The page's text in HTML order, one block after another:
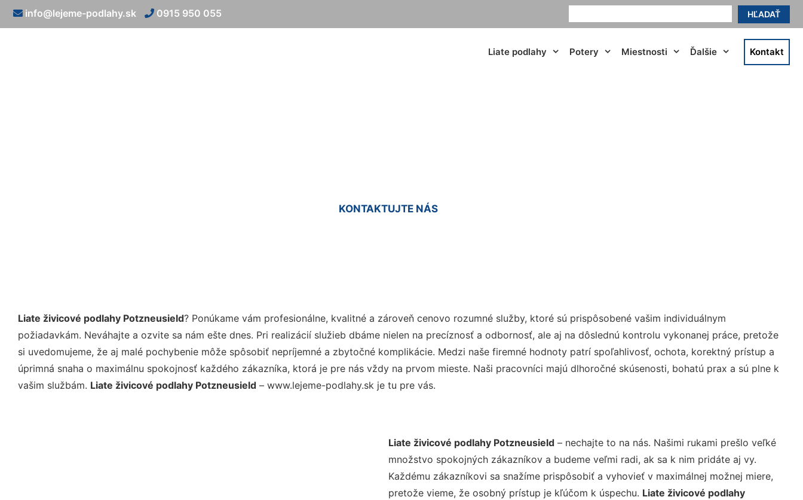
HĽADAŤ
info@lejeme-podlahy.sk 0915 950 055
Liate podlahy Potery Miestnosti Ďalšie Kontakt
KONTAKTUJTE NÁS
Liate živicové podlahy Potzneusield? Ponúkame vám profesionálne, kvalitné a zároveň cenovo rozumné služby, ktoré sú prispôsobené vašim individuálnym
požiadavkám. Neváhajte a ozvite sa nám ešte dnes. Pri realizácií služieb dbáme nielen na precíznosť a odbornosť, ale aj na dôslednú kontrolu vykonanej práce, pretože
si uvedomujeme, že aj malé pochybenie môže spôsobiť nepríjemné a zbytočné komplikácie. Medzi naše firemné hodnoty patrí spoľahlivosť, ochota, korektný prístup a
úprimná snaha o maximálnu spokojnosť každého zákazníka, ktorá je pre nás vždy na prvom mieste. Naši pracovníci majú dlhoročné skúsenosti, bohatú prax a sú plne k
vašim službám. Liate živicové podlahy Potzneusield – www.lejeme-podlahy.sk je tu pre vás.
Liate živicové podlahy Potzneusield– nechajte to na nás. Našimi rukami prešlo veľké
množstvo spokojných zákazníkov a budeme veľmi radi, ak sa k nim pridáte aj vy.
Každému zákazníkovi sa snažíme prispôsobiť a vyhovieť v maximálnej možnej miere,
pretože vieme, že osobný prístup je kľúčom k úspechu. Liate živicové podlahy